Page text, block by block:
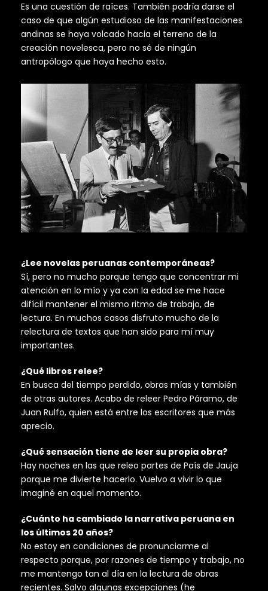
Es una cuestión de raíces. También podría darse el
caso de que algún estudioso de las manifestaciones
andinas se haya volcado hacia el terreno de la
creación novelesca, pero no sé de ningún
antropólogo que haya hecho esto.
¿Lee novelas peruanas contemporáneas?
Sí, pero no mucho porque tengo que concentrar mi
atención en lo mío y ya con la edad se me hace
difícil mantener el mismo ritmo de trabajo, de
lectura. En muchos casos disfruto mucho de la
relectura de textos que han sido para mí muy
importantes.
¿Qué libros relee?
En busca del tiempo perdido, obras mías y también
de otras autores. Acabo de releer Pedro Páramo, de
Juan Rulfo, quien está entre los escritores que más
aprecio.
¿Qué sensación tiene de leer su propia obra?
Hay noches en las que releo partes de País de Jauja
porque me divierte hacerlo. Vuelvo a vivir lo que
imaginé en aquel momento.
¿Cuánto ha cambiado la narrativa peruana en
los últimos 20 años?
No estoy en condiciones de pronunciarme al
respecto porque, por razones de tiempo y trabajo, no
me mantengo tan al día en la lectura de obras
recientes. Salvo algunas excepciones (he